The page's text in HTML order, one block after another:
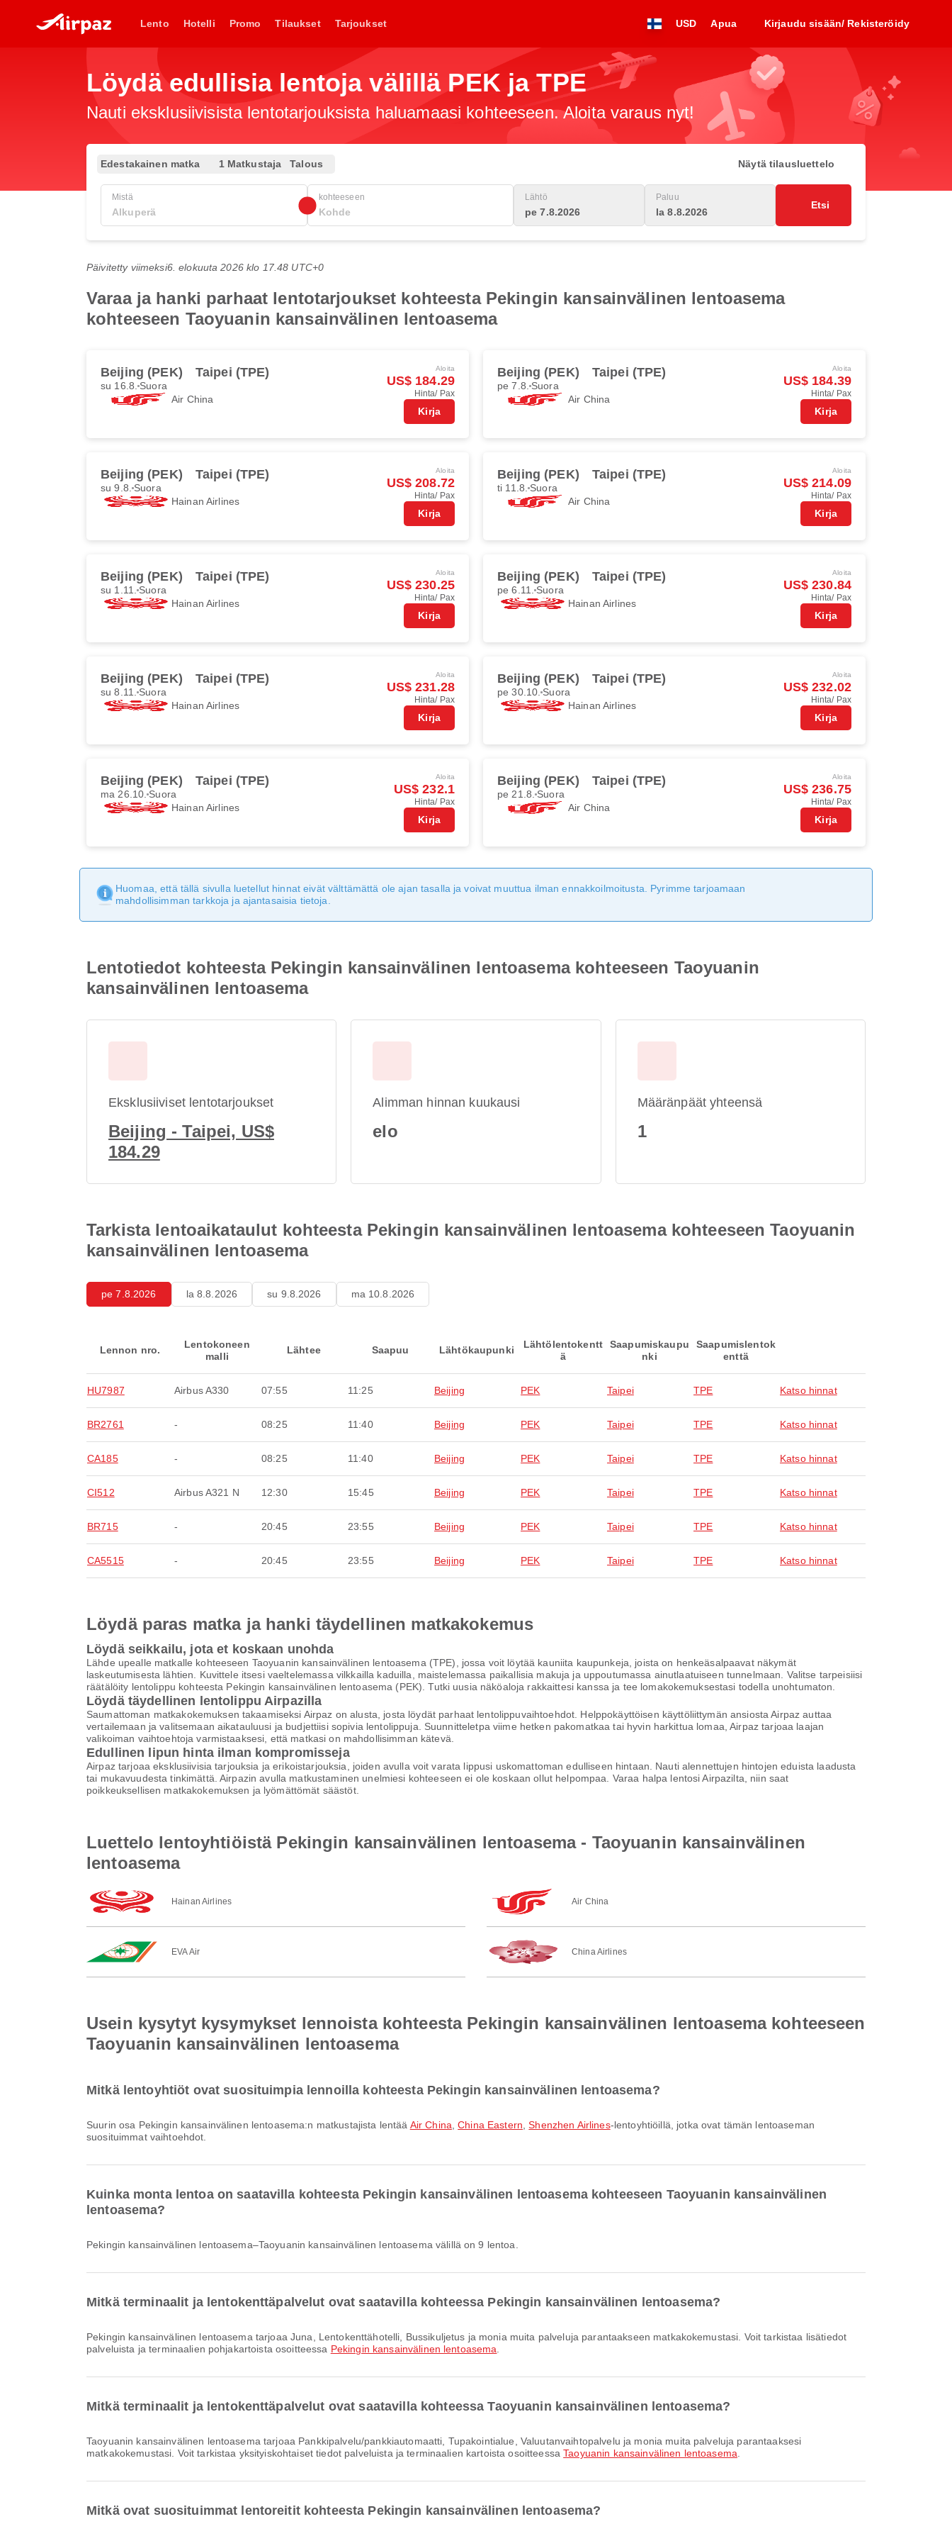
Lento Hotelli Promo Tilaukset Tarjoukset USD Apua Kirjaudu sisään/ Rekisteröidy
Löydä edullisia lentoja välillä PEK ja TPE
Nauti eksklusiivisista lentotarjouksista haluamaasi kohteeseen. Aloita varaus nyt!
Edestakainen matka 1 Matkustaja Talous Näytä tilausluettelo
Mistä kohteeseen Lähtö
pe 7.8.2026
Paluu
la 8.8.2026
Etsi
Päivitetty viimeksi6. elokuuta 2026 klo 17.48 UTC+0
Varaa ja hanki parhaat lentotarjoukset kohteesta Pekingin kansainvälinen lentoasema
kohteeseen Taoyuanin kansainvälinen lentoasema
Beijing (PEK) Taipei (TPE)
su 16.8. Suora
Air China
Aloita
US$ 184.29
Hinta/ Pax
Kirja
Beijing (PEK) Taipei (TPE)
pe 7.8. Suora
Air China
Aloita
US$ 184.39
Hinta/ Pax
Kirja
Beijing (PEK) Taipei (TPE)
su 9.8. Suora
Hainan Airlines
Aloita
US$ 208.72
Hinta/ Pax
Kirja
Beijing (PEK) Taipei (TPE)
ti 11.8. Suora
Air China
Aloita
US$ 214.09
Hinta/ Pax
Kirja
Beijing (PEK) Taipei (TPE)
su 1.11. Suora
Hainan Airlines
Aloita
US$ 230.25
Hinta/ Pax
Kirja
Beijing (PEK) Taipei (TPE)
pe 6.11. Suora
Hainan Airlines
Aloita
US$ 230.84
Hinta/ Pax
Kirja
Beijing (PEK) Taipei (TPE)
su 8.11. Suora
Hainan Airlines
Aloita
US$ 231.28
Hinta/ Pax
Kirja
Beijing (PEK) Taipei (TPE)
pe 30.10. Suora
Hainan Airlines
Aloita
US$ 232.02
Hinta/ Pax
Kirja
Beijing (PEK) Taipei (TPE)
ma 26.10. Suora
Hainan Airlines
Aloita
US$ 232.1
Hinta/ Pax
Kirja
Beijing (PEK) Taipei (TPE)
pe 21.8. Suora
Air China
Aloita
US$ 236.75
Hinta/ Pax
Kirja
Huomaa, että tällä sivulla luetellut hinnat eivät välttämättä ole ajan tasalla ja voivat muuttua ilman ennakkoilmoitusta. Pyrimme tarjoamaan
mahdollisimman tarkkoja ja ajantasaisia tietoja.
Lentotiedot kohteesta Pekingin kansainvälinen lentoasema kohteeseen Taoyuanin
kansainvälinen lentoasema
Eksklusiiviset lentotarjoukset
Beijing - Taipei, US$
184.29
Alimman hinnan kuukausi
elo
Määränpäät yhteensä
1
Tarkista lentoaikataulut kohteesta Pekingin kansainvälinen lentoasema kohteeseen Taoyuanin
kansainvälinen lentoasema
pe 7.8.2026 la 8.8.2026 su 9.8.2026 ma 10.8.2026
Lennon nro.
Lentokoneen
malli
Lähtee Saapuu Lähtökaupunki
Lähtölentokentt
ä
Saapumiskaupu
nki
Saapumislentok
enttä
HU7987 Airbus A330 07:55 11:25 Beijing PEK Taipei TPE Katso hinnat
BR2761 - 08:25 11:40 Beijing PEK Taipei TPE Katso hinnat
CA185 - 08:25 11:40 Beijing PEK Taipei TPE Katso hinnat
CI512 Airbus A321 N 12:30 15:45 Beijing PEK Taipei TPE Katso hinnat
BR715 - 20:45 23:55 Beijing PEK Taipei TPE Katso hinnat
CA5515 - 20:45 23:55 Beijing PEK Taipei TPE Katso hinnat
Löydä paras matka ja hanki täydellinen matkakokemus
Löydä seikkailu, jota et koskaan unohda
Lähde upealle matkalle kohteeseen Taoyuanin kansainvälinen lentoasema (TPE), jossa voit löytää kauniita kaupunkeja, joista on henkeäsalpaavat näkymät
laskeutumisesta lähtien. Kuvittele itsesi vaeltelemassa vilkkailla kaduilla, maistelemassa paikallisia makuja ja uppoutumassa ainutlaatuiseen tunnelmaan. Valitse tarpeisiisi
räätälöity lentolippu kohteesta Pekingin kansainvälinen lentoasema (PEK). Tutki uusia näköaloja rakkaittesi kanssa ja tee lomakokemuksestasi todella unohtumaton.
Löydä täydellinen lentolippu Airpazilla
Saumattoman matkakokemuksen takaamiseksi Airpaz on alusta, josta löydät parhaat lentolippuvaihtoehdot. Helppokäyttöisen käyttöliittymän ansiosta Airpaz auttaa
vertailemaan ja valitsemaan aikatauluusi ja budjettiisi sopivia lentolippuja. Suunnitteletpa viime hetken pakomatkaa tai hyvin harkittua lomaa, Airpaz tarjoaa laajan
valikoiman vaihtoehtoja varmistaaksesi, että matkasi on mahdollisimman kätevä.
Edullinen lipun hinta ilman kompromisseja
Airpaz tarjoaa eksklusiivisia tarjouksia ja erikoistarjouksia, joiden avulla voit varata lippusi uskomattoman edulliseen hintaan. Nauti alennettujen hintojen eduista laadusta
tai mukavuudesta tinkimättä. Airpazin avulla matkustaminen unelmiesi kohteeseen ei ole koskaan ollut helpompaa. Varaa halpa lentosi Airpazilta, niin saat
poikkeuksellisen matkakokemuksen ja lyömättömät säästöt.
Luettelo lentoyhtiöistä Pekingin kansainvälinen lentoasema - Taoyuanin kansainvälinen
lentoasema
Hainan Airlines Air China
EVA Air China Airlines
Usein kysytyt kysymykset lennoista kohteesta Pekingin kansainvälinen lentoasema kohteeseen
Taoyuanin kansainvälinen lentoasema
Mitkä lentoyhtiöt ovat suosituimpia lennoilla kohteesta Pekingin kansainvälinen lentoasema?
Suurin osa Pekingin kansainvälinen lentoasema:n matkustajista lentää Air China ,China Eastern ,Shenzhen Airlines-lentoyhtiöillä, jotka ovat tämän lentoaseman
suosituimmat vaihtoehdot.
Kuinka monta lentoa on saatavilla kohteesta Pekingin kansainvälinen lentoasema kohteeseen Taoyuanin kansainvälinen
lentoasema?
Pekingin kansainvälinen lentoasema–Taoyuanin kansainvälinen lentoasema välillä on 9 lentoa.
Mitkä terminaalit ja lentokenttäpalvelut ovat saatavilla kohteessa Pekingin kansainvälinen lentoasema?
Pekingin kansainvälinen lentoasema tarjoaa Juna, Lentokenttähotelli, Bussikuljetus ja monia muita palveluja parantaakseen matkakokemustasi. Voit tarkistaa lisätiedot
palveluista ja terminaalien pohjakartoista osoitteessa Pekingin kansainvälinen lentoasema
Mitkä terminaalit ja lentokenttäpalvelut ovat saatavilla kohteessa Taoyuanin kansainvälinen lentoasema?
Taoyuanin kansainvälinen lentoasema tarjoaa Pankkipalvelu/pankkiautomaatti, Tupakointialue, Valuutanvaihtopalvelu ja monia muita palveluja parantaaksesi
matkakokemustasi. Voit tarkistaa yksityiskohtaiset tiedot palveluista ja terminaalien kartoista osoitteessaTaoyuanin kansainvälinen lentoasema
Mitkä ovat suosituimmat lentoreitit kohteesta Pekingin kansainvälinen lentoasema?